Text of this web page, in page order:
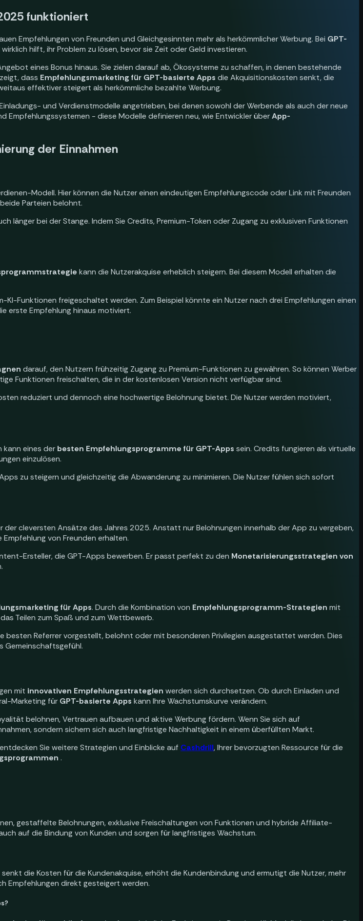
funktioniert
Empfehlungen von Freunden und Gleichgesinnten mehr als herkömmlicher Werbung. Bei GPT-
hilft, ihr Problem zu lösen, bevor sie Zeit oder Geld investieren.
eines Bonus hinaus. Sie zielen darauf ab, Ökosysteme zu schaffen, in denen bestehende
dass Empfehlungsmarketing für GPT-basierte Apps die Akquisitionskosten senkt, die
effektiver steigert als herkömmliche bezahlte Werbung.
und Verdienstmodelle angetrieben, bei denen sowohl der Werbende als auch der neue
Empfehlungssystemen - diese Modelle definieren neu, wie Entwickler überApp-
der Einnahmen
Modell. Hier können die Nutzer einen eindeutigen Empfehlungscode oder Link mit Freunden
Parteien belohnt.
länger bei der Stange. Indem Sie Credits, Premium-Token oder Zugang zu exklusiven Funktionen
kann die Nutzerakquise erheblich steigern. Bei diesem Modell erhalten die
Funktionen freigeschaltet werden. Zum Beispiel könnte ein Nutzer nach drei Empfehlungen einen
erste Empfehlung hinaus motiviert.
darauf, den Nutzern frühzeitig Zugang zu Premium-Funktionen zu gewähren. So können Werber
Funktionen freischalten, die in der kostenlosen Version nicht verfügbar sind.
reduziert und dennoch eine hochwertige Belohnung bietet. Die Nutzer werden motiviert,
eines der besten Empfehlungsprogramme für GPT-Apps sein. Credits fungieren als virtuelle
einzulösen.
zu steigern und gleichzeitig die Abwanderung zu minimieren. Die Nutzer fühlen sich sofort
der cleversten Ansätze des Jahres 2025. Anstatt nur Belohnungen innerhalb der App zu vergeben,
von Freunden erhalten.
Ersteller, die GPT-Apps bewerben. Er passt perfekt zu den Monetarisierungsstrategien von
für Apps. Durch die Kombination von Empfehlungsprogramm-Strategien mit
Teilen zum Spaß und zum Wettbewerb.
Referrer vorgestellt, belohnt oder mit besonderen Privilegien ausgestattet werden. Dies
Gemeinschaftsgefühl.
mit innovativen Empfehlungsstrategien werden sich durchsetzen. Ob durch Einladen und
Marketing für GPT-basierte Apps kann Ihre Wachstumskurve verändern.
belohnen, Vertrauen aufbauen und aktive Werbung fördern. Wenn Sie sich auf
sondern sichern sich auch langfristige Nachhaltigkeit in einem überfüllten Markt.
Sie weitere Strategien und Einblicke auf Cashdrill, Ihrer bevorzugten Ressource für die
.
gestaffelte Belohnungen, exklusive Freischaltungen von Funktionen und hybride Affiliate-
auf die Bindung von Kunden und sorgen für langfristiges Wachstum.
die Kosten für die Kundenakquise, erhöht die Kundenbindung und ermutigt die Nutzer, mehr
Empfehlungen direkt gesteigert werden.